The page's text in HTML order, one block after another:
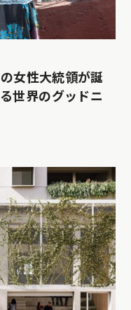
女性大統領が誕
世界のグッドニ